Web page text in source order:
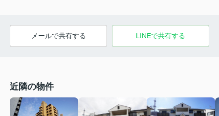
メールで共有する LINEで共有する
近隣の物件